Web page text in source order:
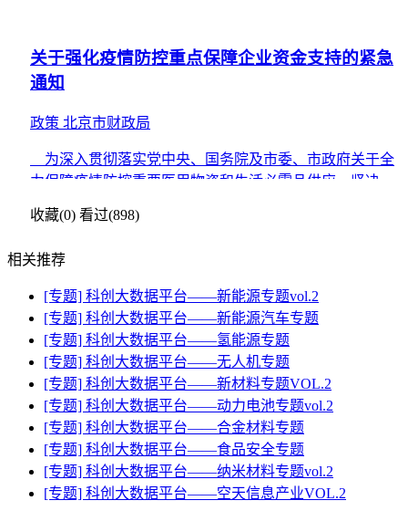
关于强化疫情防控重点保障企业资金支持的紧急
通知
政策 北京市财政局
为深入贯彻落实党中央、国务院及市委、市政府关于全
力保障疫情防控重要医用物资和生活必需品供应，坚决遏
收藏(0) 看过(898)
相关推荐
[专题] 科创大数据平台——新能源专题vol.2
[专题] 科创大数据平台——新能源汽车专题
[专题] 科创大数据平台——氢能源专题
[专题] 科创大数据平台——无人机专题
[专题] 科创大数据平台——新材料专题VOL.2
[专题] 科创大数据平台——动力电池专题vol.2
[专题] 科创大数据平台——合金材料专题
[专题] 科创大数据平台——食品安全专题
[专题] 科创大数据平台——纳米材料专题vol.2
[专题] 科创大数据平台——空天信息产业VOL.2